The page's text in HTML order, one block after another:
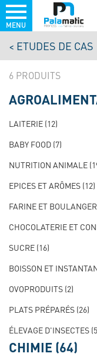
au
contenu
principal
MENU
ETUDES DE CAS
6
NAVIGATION
TEST
LAITERIE (12)
BABY FOOD (7)
NUTRITION ANIMALE
EPICES ET ARÔMES (12)
FARINE ET
CHOCOLATERIE ET
SUCRE (16)
BOISSON ET
OVOPRODUITS (2)
PLATS PRÉPARÉS (26)
ÉLEVAGE D'INSECTES
CHIMIE (64)